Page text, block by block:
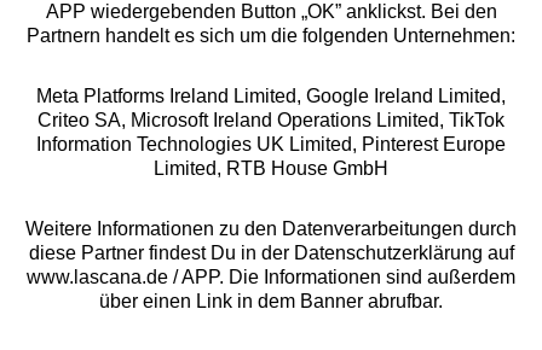
Alle Preise inkl. MwSt., zzgl.
Versandkosten
** Bonität vorausgesetzt, berechtigt zur Bonitätsprüfung
APP wiedergebenden Button „OK” anklickst. Bei den
Partnern handelt es sich um die folgenden Unternehmen:
Meta Platforms Ireland Limited, Google Ireland Limited,
Criteo SA, Microsoft Ireland Operations Limited, TikTok
Information Technologies UK Limited, Pinterest Europe
Limited, RTB House GmbH
Weitere Informationen zu den Datenverarbeitungen durch
diese Partner findest Du in der Datenschutzerklärung auf
www.lascana.de / APP. Die Informationen sind außerdem
über einen Link in dem Banner abrufbar.